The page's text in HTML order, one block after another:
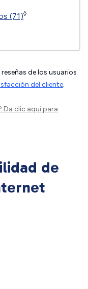
(71)◊
de los usuarios
del cliente.
Da clic aquípara
de